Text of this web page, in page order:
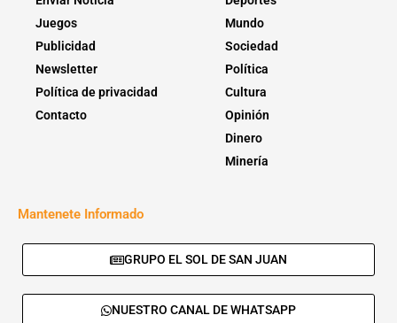
Juegos
Publicidad
Newsletter
Política de privacidad
Contacto
Mundo
Sociedad
Política
Cultura
Opinión
Dinero
Minería
Mantenete Informado
GRUPO EL SOL DE SAN JUAN
NUESTRO CANAL DE WHATSAPP